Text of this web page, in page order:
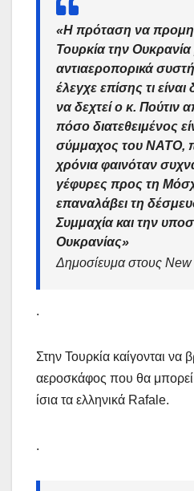
«Η πρόταση να
Τουρκία την
αντιαεροπορικά
έλεγχε επίσης τι είναι
να δεχτεί ο κ. Πούτιν
πόσο διατεθειμένος
σύμμαχος του ΝΑΤΟ,
χρόνια φαινόταν
γέφυρες προς τη
επαναλάβει τη
Συμμαχία και την
Ουκρανίας»
Δημοσίευμα στους
.
Στην Τουρκία καίγονται να
αεροσκάφος που θα μπορεί
ίσια τα ελληνικά Rafale.
.